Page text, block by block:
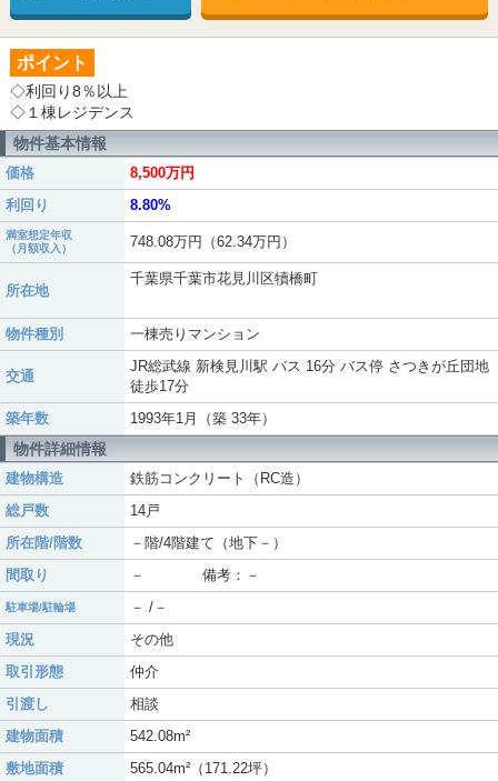
ポイント
◇利回り8％以上
◇１棟レジデンス
物件基本情報
価格
8,500万円
利回り
8.80%
満室想定年収
（月額収入）
748.08万円（62.34万円）
所在地
千葉県千葉市花見川区犢橋町
物件種別 一棟売りマンション
交通
JR総武線 新検見川駅 バス 16分 バス停 さつきが丘団地
徒歩17分
築年数
1993年1月（築 33年）
物件詳細情報
建物構造
鉄筋コンクリート（RC造）
総戸数
14戸
所在階/階数
－階/4階建て（地下－）
間取り
－ 備考：－
駐車場/駐輪場
－ /－
現況
その他
取引形態
仲介
引渡し
相談
建物面積
542.08m²
敷地面積
565.04m²（171.22坪）